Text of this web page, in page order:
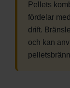
Pellets
fördelar
drift.
och kan